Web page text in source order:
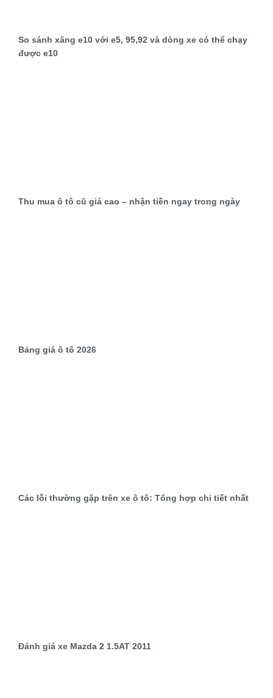
So sánh xăng e10 với e5, 95,92 và dòng xe có thể chạy
được e10
Thu mua ô tô cũ giá cao – nhận tiền ngay trong ngày
Bảng giá ô tô 2026
Các lỗi thường gặp trên xe ô tô: Tổng hợp chi tiết nhất
Đánh giá xe Mazda 2 1.5AT 2011